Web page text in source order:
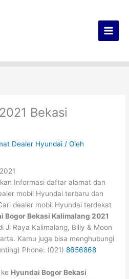
Bekasi
Dealer Hyundai / Oleh
Informasi daftar alamat dan
mobil Hyundai terbaru dan
dealer mobil Hyundai terdekat
Bogor Bekasi Kalimalang 2021
Jl Raya Kalimalang, Billy & Moon
Kamu juga bisa menghubungi
Phone: (021)8656868
Hyundai Bogor Bekasi